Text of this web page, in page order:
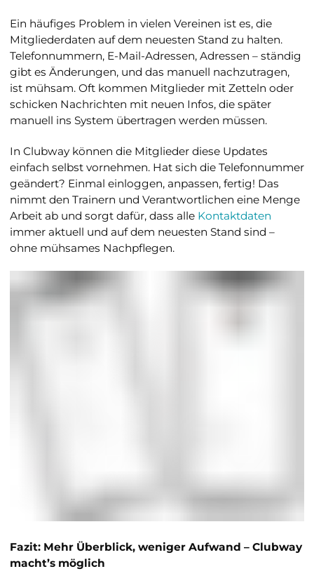
Ein häufiges Problem in vielen Vereinen ist es, die
Mitgliederdaten auf dem neuesten Stand zu halten.
Telefonnummern, E-Mail-Adressen, Adressen – ständig
gibt es Änderungen, und das manuell nachzutragen,
ist mühsam. Oft kommen Mitglieder mit Zetteln oder
schicken Nachrichten mit neuen Infos, die später
manuell ins System übertragen werden müssen.
In Clubway können die Mitglieder diese Updates
einfach selbst vornehmen. Hat sich die Telefonnummer
geändert? Einmal einloggen, anpassen, fertig! Das
nimmt den Trainern und Verantwortlichen eine Menge
Arbeit ab und sorgt dafür, dass alle Kontaktdaten
immer aktuell und auf dem neuesten Stand sind –
ohne mühsames Nachpflegen.
Fazit: Mehr Überblick, weniger Aufwand – Clubway
macht’s möglich